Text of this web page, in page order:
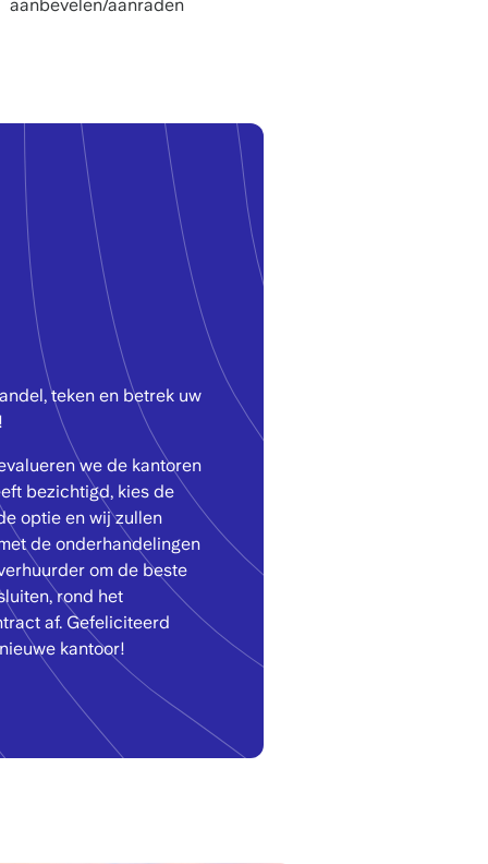
lawyer and executive
aanbevelen/aanraden
teken en betrek uw
we de kantoren
bezichtigd, kies de
optie en wij zullen
de onderhandelingen
om de beste
rond het
af. Gefeliciteerd
kantoor!